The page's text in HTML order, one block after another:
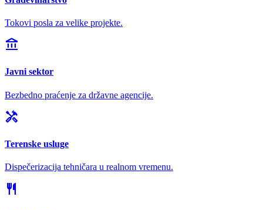
Tokovi posla za velike projekte.
account_balance
Javni sektor
Bezbedno praćenje za državne agencije.
handyman
Terenske usluge
Dispečerizacija tehničara u realnom vremenu.
restaurant